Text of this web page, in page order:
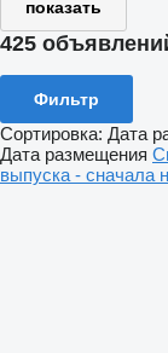
показать
425
Фильтр
Сортировка: Дата
Дата размещения
выпуска - сначала